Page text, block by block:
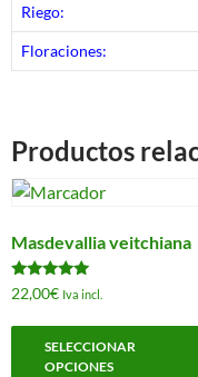
Riego:
Floraciones:
Productos
Masdevallia veitchiana
Valorado
con
de 5
22,00€ Iva incl.
SELECCIONAR
OPCIONES